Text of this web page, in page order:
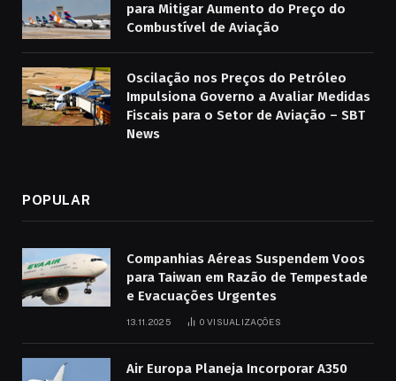
para Mitigar Aumento do Preço do
Combustível de Aviação
Oscilação nos Preços do Petróleo
Impulsiona Governo a Avaliar Medidas
Fiscais para o Setor de Aviação – SBT
News
POPULAR
Companhias Aéreas Suspendem Voos
para Taiwan em Razão de Tempestade
e Evacuações Urgentes
13.11.2025 0 VISUALIZAÇÕES
Air Europa Planeja Incorporar A350